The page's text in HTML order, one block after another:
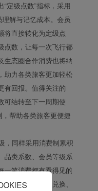
级点数”指标，采用
理解与记忆成本。会员
将直接转化为定级点
点数，让每一次飞行都
生态圈合作消费也将纳
助力各类旅客更加轻松
有回报。值得关注的
可结转至下一周期使
，帮助各类旅客更便捷
，同样采用消费制累积
品类系数、会员等级系
一笔消费都有看得见的
盖全舱位机票兑换、
用户体
功能型
被安装
们还将
(i) 分析
个性
惠信
和第三
联网行
和广告
合。
您同意
。
将不会